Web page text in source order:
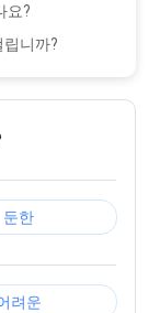
요?
니까?
둔한
려운